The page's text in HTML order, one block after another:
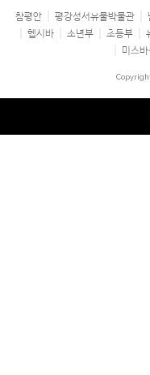
참평안 평강성서유물박물관
헵시바
소년부 초등부
미스